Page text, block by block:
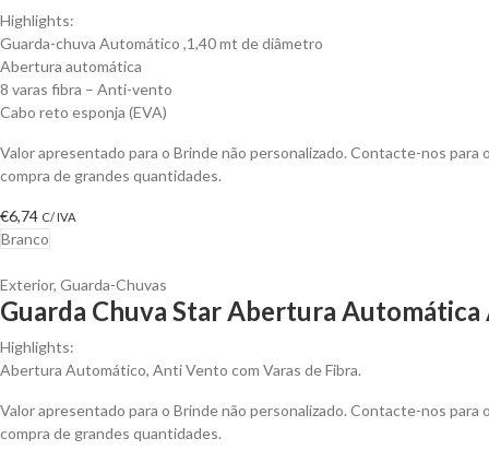
Highlights:
Guarda-chuva Automático ,1,40 mt de diâmetro
Abertura automática
8 varas fibra – Anti-vento
Cabo reto esponja (EVA)
Valor apresentado para o Brinde não personalizado. Contacte-nos para
compra de grandes quantidades.
€6,74 C/ IVA
Branco
Exterior, Guarda-Chuvas
Guarda Chuva Star Abertura
Highlights:
Abertura Automático, Anti Vento com Varas de Fibra.
Valor apresentado para o Brinde não personalizado. Contacte-nos para
compra de grandes quantidades.